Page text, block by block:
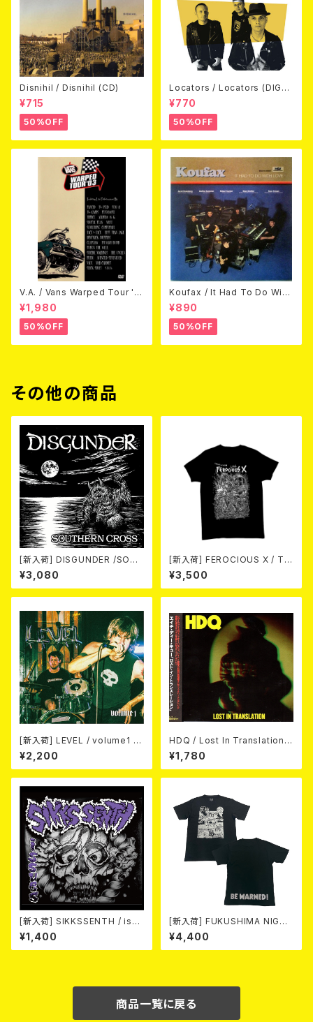
Disnihil / Disnihil (CD)
¥715
50%OFF
Locators / Locators (DIGPA
CK CD)
¥770
50%OFF
V.A. / Vans Warped Tour '0
3 (DVD)
¥1,980
50%OFF
Koufax / It Had To Do With
Love (CD)
¥890
50%OFF
その他の商品
[新入荷] DISGUNDER /SOUT
HERN CROSS (CD)
¥3,080
[新入荷] FEROCIOUS X / T S
HIRT
¥3,500
[新入荷] LEVEL / volume1 DI
SCOGRAPHY 2021-2026 (D
IGIPACK CD)
¥2,200
HDQ / Lost In Translation
CD
¥1,780
[新入荷] SIKKSSENTH / issu
es (CD-R)
¥1,400
[新入荷] FUKUSHIMA NIGHT
MARE Tee -MISERY editio
n- (SMOKE BLACK)
¥4,400
商品一覧に戻る